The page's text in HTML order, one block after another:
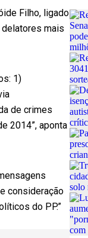
Filho, ligado
mais
1)
de crimes
2014”, aponta
consideração
do PP.”